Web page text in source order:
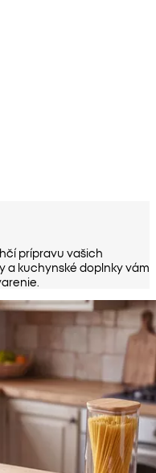
prípravu vašich
a kuchynské doplnky vám